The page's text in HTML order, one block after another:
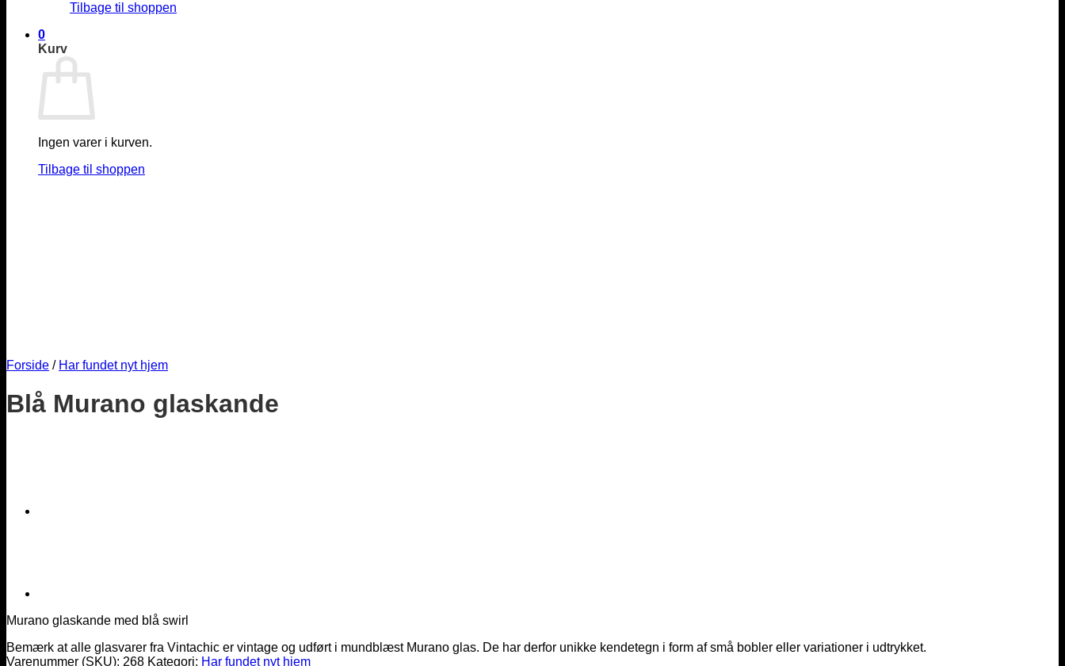
Tilbage til shoppen
0
Kurv
Ingen varer i kurven.
Tilbage til shoppen
Forside / Har fundet nyt hjem
Blå Murano glaskande
Murano glaskande med blå swirl
Bemærk at alle glasvarer fra Vintachic er vintage og udført i mundblæst Murano glas. De har derfor unikke kendetegn i form af små bobler eller variationer i udtrykket.
Varenummer (SKU): 268 Kategori: Har fundet nyt hjem